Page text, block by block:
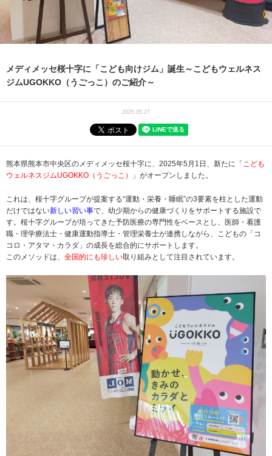
メディメッセ桜十字に「こども向けジム」誕生～こどもウェルネス
ジムUGOKKO（うごっこ）のご紹介～
2025.05.27
熊本県熊本市中央区のメディメッセ桜十字に、2025年5月1日、新たに「 こども
ウェルネスジムUGOKKO（うごっこ）
」がオープンしました。
これは、桜十字グループが提案する“運動・栄養・睡眠”の3要素を柱とした運動
だけではない新しい習い事で、幼少期からの健康づくりをサポートする施設で
す。桜十字グループが培ってきた予防医療の専門性をベースとし、医師・看護
職・理学療法士・健康運動指導士・管理栄養士が連携しながら、こどもの「コ
コロ・アタマ・カラダ」の成長を総合的にサポートします。
このメソッドは、 全国的にも珍しい取り組みとして注目されています。